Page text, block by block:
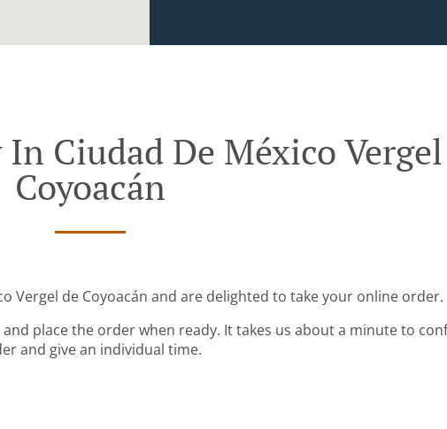
Ciudad De México
Coyoacán
Vergel de Coyoacán and are delighted to take your online order.
place the order when ready. It takes us about a minute to
and give an individual time.